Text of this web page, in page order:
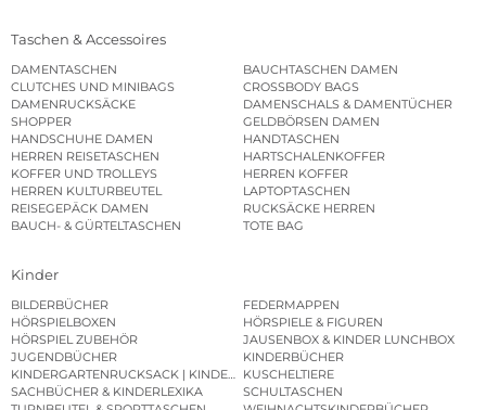
Taschen & Accessoires
DAMENTASCHEN
BAUCHTASCHEN DAMEN
CLUTCHES UND MINIBAGS
CROSSBODY BAGS
DAMENRUCKSÄCKE
DAMENSCHALS & DAMENTÜCHER
SHOPPER
GELDBÖRSEN DAMEN
HANDSCHUHE DAMEN
HANDTASCHEN
HERREN REISETASCHEN
HARTSCHALENKOFFER
KOFFER UND TROLLEYS
HERREN KOFFER
HERREN KULTURBEUTEL
LAPTOPTASCHEN
REISEGEPÄCK DAMEN
RUCKSÄCKE HERREN
BAUCH- & GÜRTELTASCHEN
TOTE BAG
Kinder
BILDERBÜCHER
FEDERMAPPEN
HÖRSPIELBOXEN
HÖRSPIELE & FIGUREN
HÖRSPIEL ZUBEHÖR
JAUSENBOX & KINDER LUNCHBOX
JUGENDBÜCHER
KINDERBÜCHER
KINDERGARTENRUCKSACK | KINDERGARTENBEUTEL
KUSCHELTIERE
SACHBÜCHER & KINDERLEXIKA
SCHULTASCHEN